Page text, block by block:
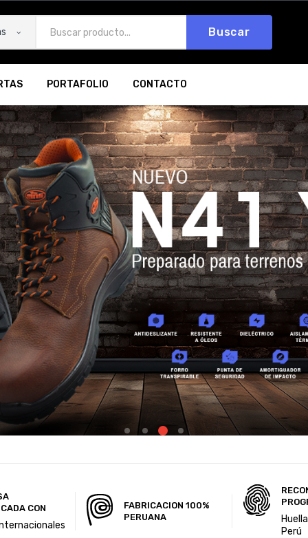
Buscar
PORTAFOLIO CONTACTO
CON
FABRICACION 100%
PERUANA
Perú